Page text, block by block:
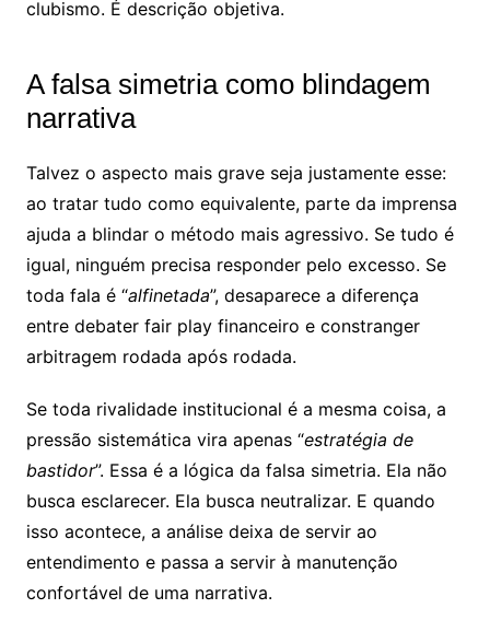
clubismo. É descrição objetiva.
A falsa simetria como blindagem
narrativa
Talvez o aspecto mais grave seja justamente esse:
ao tratar tudo como equivalente, parte da imprensa
ajuda a blindar o método mais agressivo. Se tudo é
igual, ninguém precisa responder pelo excesso. Se
toda fala é “alfinetada”, desaparece a diferença
entre debater fair play financeiro e constranger
arbitragem rodada após rodada.
Se toda rivalidade institucional é a mesma coisa, a
pressão sistemática vira apenas “estratégia de
bastidor”. Essa é a lógica da falsa simetria. Ela não
busca esclarecer. Ela busca neutralizar. E quando
isso acontece, a análise deixa de servir ao
entendimento e passa a servir à manutenção
confortável de uma narrativa.